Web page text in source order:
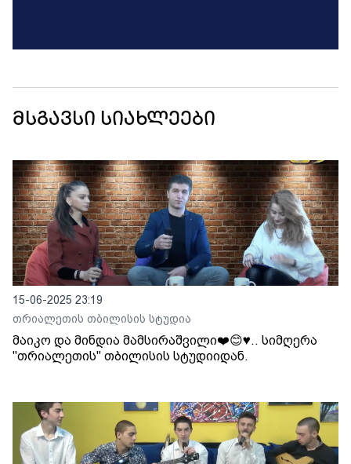
მსგავსი სიახლეები
15-06-2025 23:19
თრიალეთის თბილისის სტუდია
მაიკო და მინდია მამსირაშვილი❤️😊♥️.. სიმღერა
"თრიალეთის" თბილისის სტუდიიდან.